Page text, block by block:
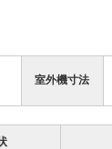
室外機寸法